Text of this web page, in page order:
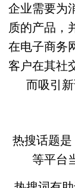
企业需要为
质的产品，
在电子商务
客户在其社
而吸引
热搜话题
等平台